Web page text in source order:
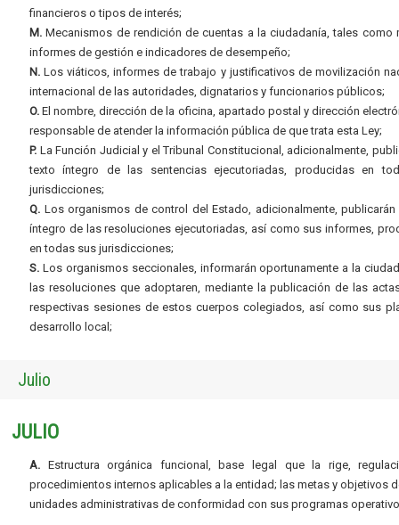
financieros o tipos de interés;
M. Mecanismos de rendición de cuentas a la ciudadanía, tales como
informes de gestión e indicadores de desempeño;
N. Los viáticos, informes de trabajo y justificativos de movilización
internacional de las autoridades, dignatarios y funcionarios públicos;
O. El nombre, dirección de la oficina, apartado postal y dirección
responsable de atender la información pública de que trata esta Ley;
P. La Función Judicial y el Tribunal Constitucional, adicionalmente,
texto íntegro de las sentencias ejecutoriadas, producidas en
jurisdicciones;
Q. Los organismos de control del Estado, adicionalmente, publicarán
íntegro de las resoluciones ejecutoriadas, así como sus informes,
en todas sus jurisdicciones;
S. Los organismos seccionales, informarán oportunamente a la
las resoluciones que adoptaren, mediante la publicación de las
respectivas sesiones de estos cuerpos colegiados, así como sus
desarrollo local;
Julio
JULIO
A. Estructura orgánica funcional, base legal que la rige,
procedimientos internos aplicables a la entidad; las metas y objetivos
unidades administrativas de conformidad con sus programas